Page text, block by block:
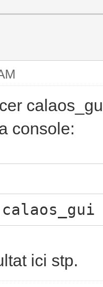
console:
calaos_gui
ici stp.